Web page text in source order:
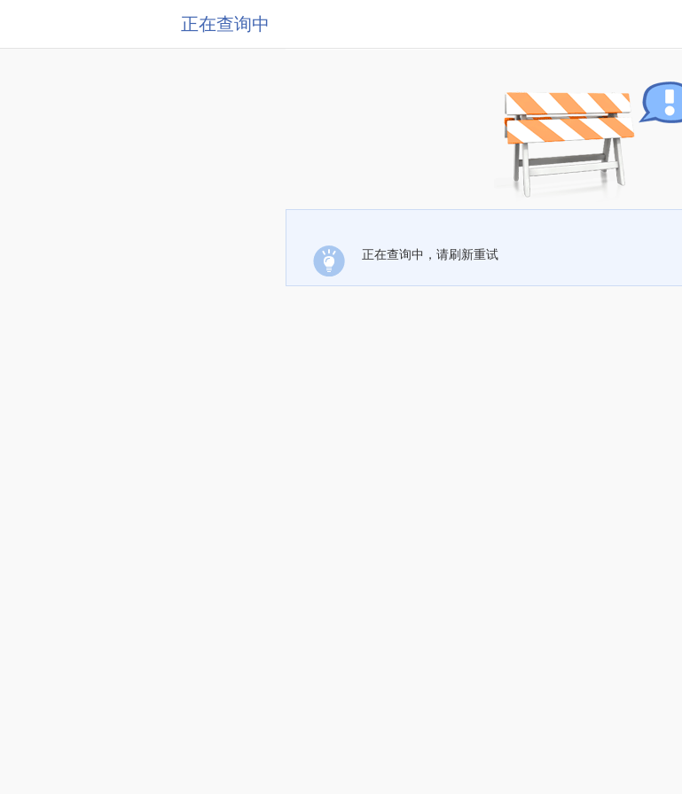
正在查询中
正在查询中，请刷新重试